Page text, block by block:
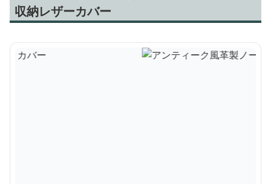
収納レザーカバー